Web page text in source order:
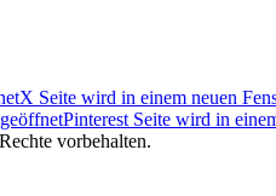
X Seite wird in einem neuen
Pinterest Seite wird in
vorbehalten.